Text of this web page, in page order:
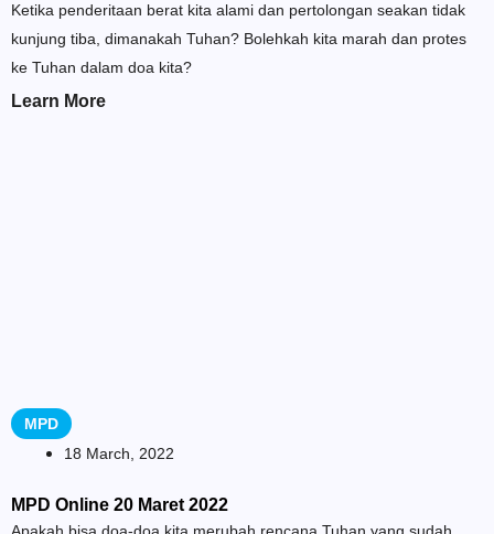
Ketika penderitaan berat kita alami dan pertolongan seakan tidak
kunjung tiba, dimanakah Tuhan? Bolehkah kita marah dan protes
ke Tuhan dalam doa kita?
Learn More
MPD
18 March, 2022
MPD Online 20 Maret 2022